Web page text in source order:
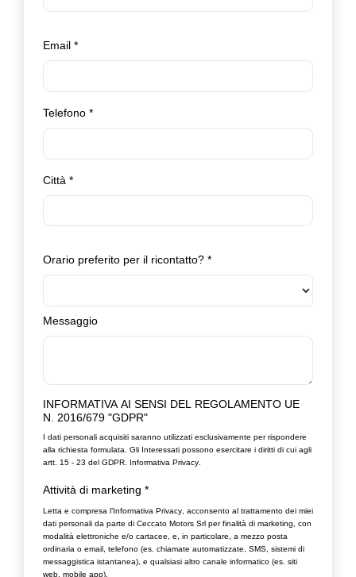
Email *
Telefono *
Città *
Orario preferito per il ricontatto? *
Messaggio
INFORMATIVA AI SENSI DEL REGOLAMENTO UE
N. 2016/679 "GDPR"
I dati personali acquisiti saranno utilizzati esclusivamente per rispondere
alla richiesta formulata. Gli Interessati possono esercitare i diritti di cui agli
artt. 15 - 23 del GDPR. Informativa Privacy
Attività di marketing *
Letta e compresa l’Informativa Privacy , acconsento al trattamento dei miei
dati personali da parte di Ceccato Motors Srl per finalità di marketing, con
modalità elettroniche e/o cartacee, e, in particolare, a mezzo posta
ordinaria o email, telefono (es. chiamate automatizzate, SMS, sistemi di
messaggistica istantanea), e qualsiasi altro canale informatico (es. siti
web, mobile app).